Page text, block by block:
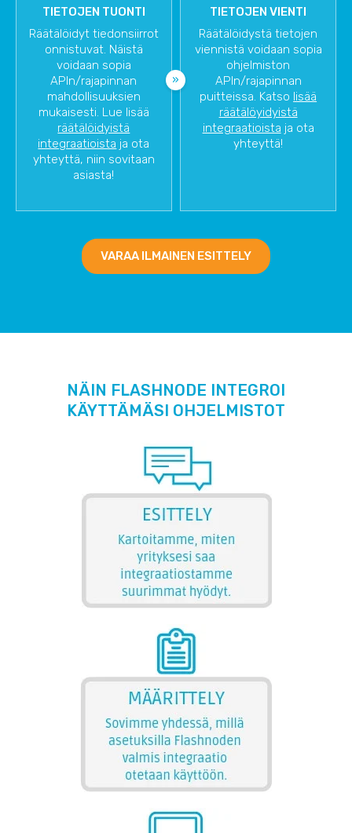
TIETOJEN TUONTI
Räätälöidyt tiedonsiirrot
onnistuvat. Näistä
voidaan sopia
APIn/rajapinnan
mahdollisuuksien
mukaisesti. Lue lisää
räätälöidyistä
integraatioista ja ota
yhteyttä, niin sovitaan
asiasta!
TIETOJEN VIENTI
Räätälöidystä tietojen
viennistä voidaan sopia
ohjelmiston
APIn/rajapinnan
puitteissa. Katso lisää
räätälöyidyistä
integraatioista ja ota
yhteyttä!
VARAA ILMAINEN ESITTELY
NÄIN FLASHNODE INTEGROI
KÄYTTÄMÄSI OHJELMISTOT